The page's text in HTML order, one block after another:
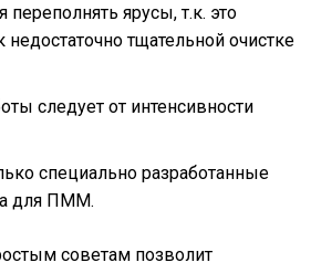
переполнять ярусы, т.к. это
тщательной очистке
следует от интенсивности
специально разработанные
для ПММ.
советам позволит